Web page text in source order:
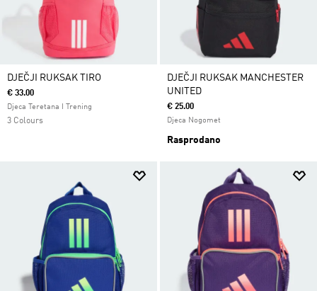
DJEČJI RUKSAK TIRO
€ 33.00
Djeca Teretana I Trening
3 Colours
DJEČJI RUKSAK MANCHESTER
UNITED
€ 25.00
Djeca Nogomet
Rasprodano